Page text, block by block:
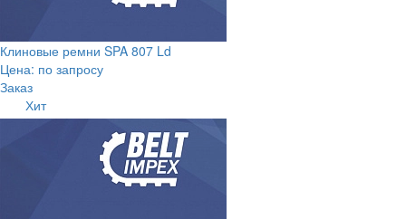
Клиновые ремни SPA 807 Ld
Цена: по запросу
Заказ
Хит